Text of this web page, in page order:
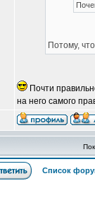
Потому,
Почти
на него самого
Список